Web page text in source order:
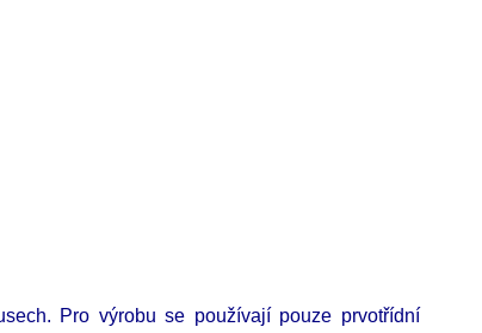
Pro výrobu se používají pouze prvotřídní